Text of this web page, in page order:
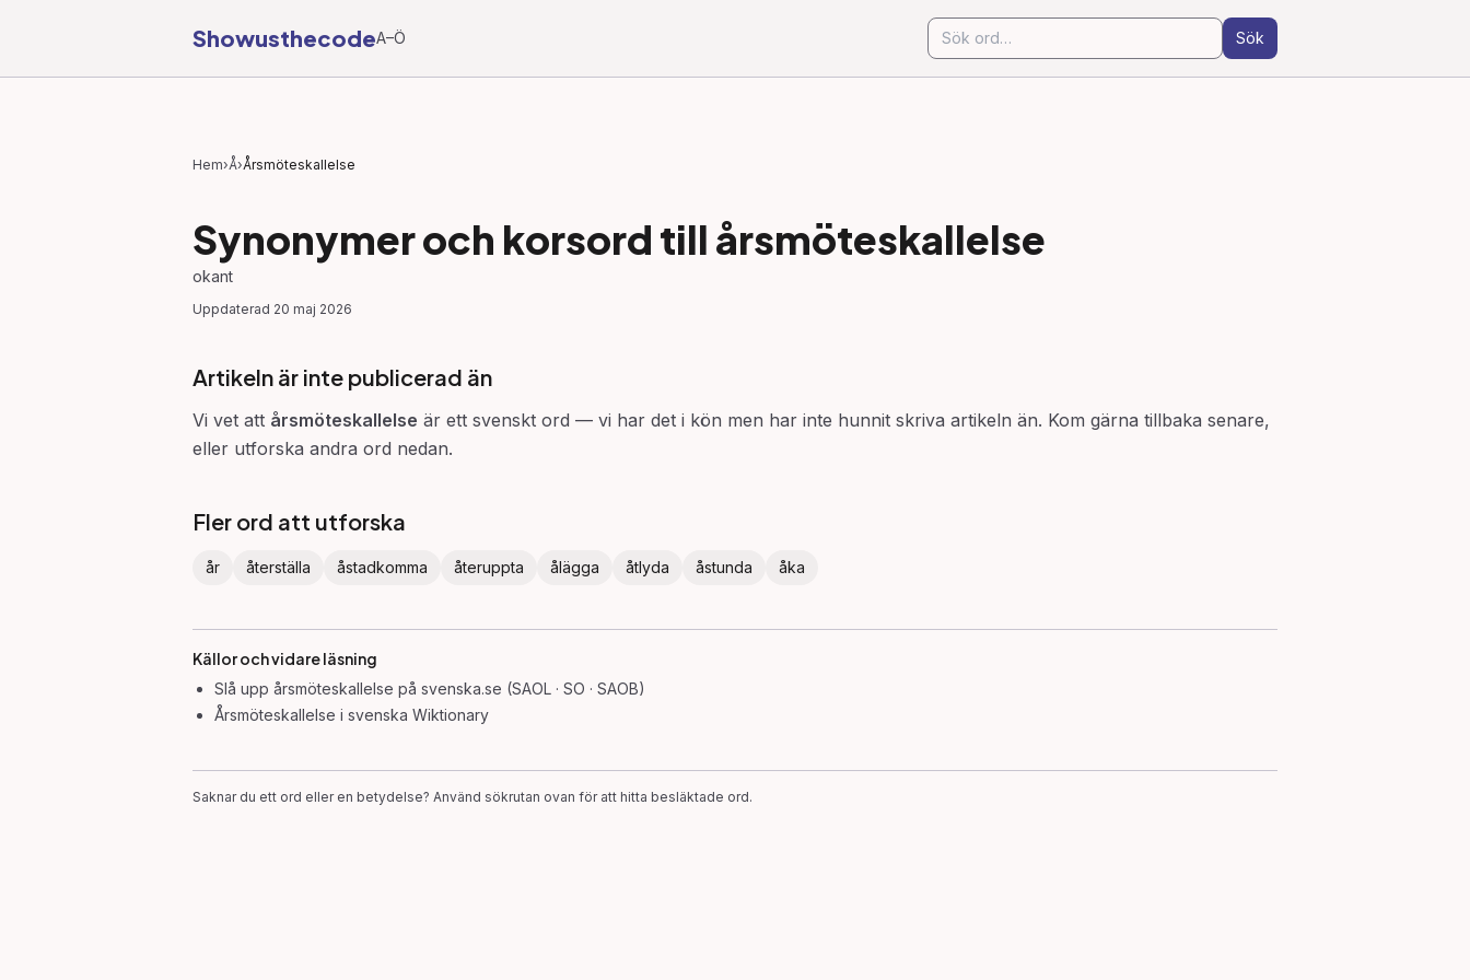
ShowusthecodeA–Ö Sök
Hem›Å›Årsmöteskallelse
Synonymer och korsord till årsmöteskallelse
okant
Uppdaterad 20 maj 2026
Artikeln är inte publicerad än
Vi vet att årsmöteskallelse är ett svenskt ord — vi har det i kön men har inte hunnit skriva artikeln än. Kom gärna tillbaka senare,
eller utforska andra ord nedan.
Fler ord att utforska
år återställa åstadkomma återuppta ålägga åtlyda åstunda åka
Källor och vidare läsning
Slå upp årsmöteskallelse på svenska.se (SAOL · SO · SAOB)
Årsmöteskallelse i svenska Wiktionary
Saknar du ett ord eller en betydelse? Använd sökrutan ovan för att hitta besläktade ord.